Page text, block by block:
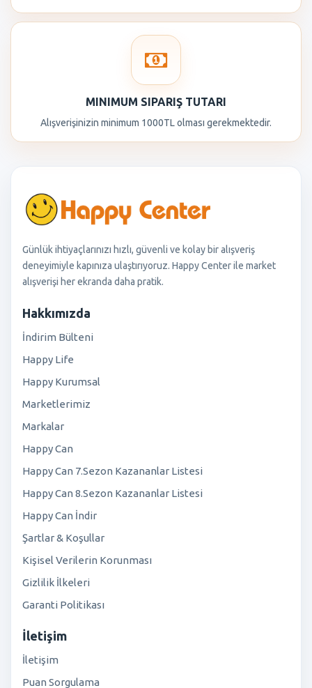
MINIMUM SIPARIŞ TUTARI
Alışverişinizin minimum 1000TL olması gerekmektedir.
Günlük ihtiyaçlarınızı hızlı, güvenli ve kolay bir alışveriş
deneyimiyle kapınıza ulaştırıyoruz. Happy Center ile market
alışverişi her ekranda daha pratik.
Hakkımızda
İndirim Bülteni
Happy Life
Happy Kurumsal
Marketlerimiz
Markalar
Happy Can
Happy Can 7.Sezon Kazananlar Listesi
Happy Can 8.Sezon Kazananlar Listesi
Happy Can İndir
Şartlar & Koşullar
Kişisel Verilerin Korunması
Gizlilik İlkeleri
Garanti Politikası
İletişim
İletişim
Puan Sorgulama